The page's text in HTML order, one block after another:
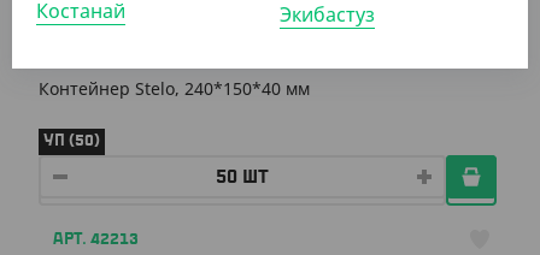
2 960₸
Контейнер Stelo, 240*150*40 мм
УП (50)
АРТ. 42213
Костанай
Экибастуз